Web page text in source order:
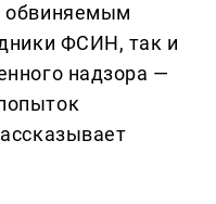
обвиняемым
ФСИН, так и
надзора —